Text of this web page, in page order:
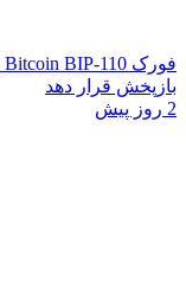
بازپخش قرار دهد
2 روز پیش